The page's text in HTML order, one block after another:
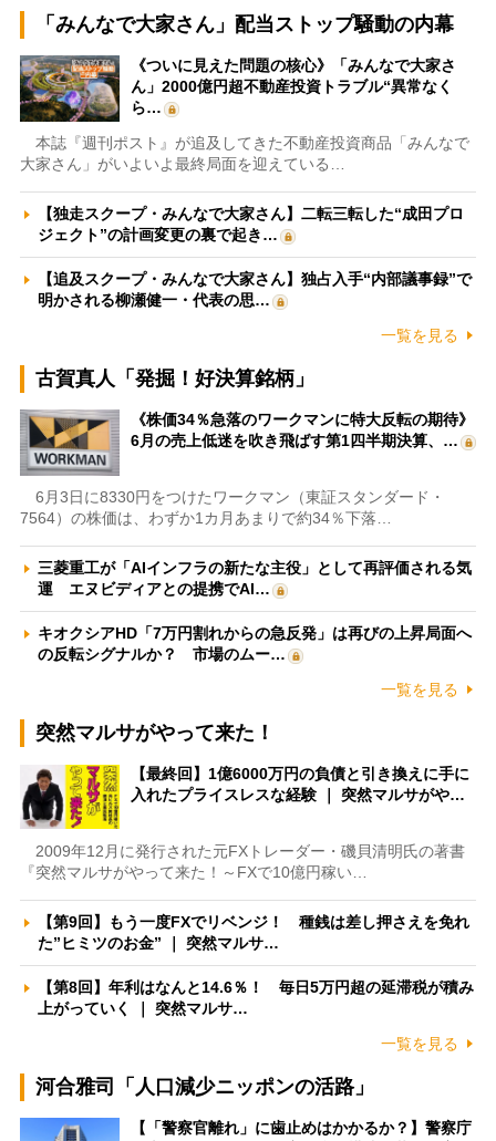
「みんなで大家さん」配当ストップ騒動の内幕
《ついに見えた問題の核心》「みんなで大家さ
ん」2000億円超不動産投資トラブル“異常なく
ら…
本誌『週刊ポスト』が追及してきた不動産投資商品「みんなで
大家さん」がいよいよ最終局面を迎えている…
【独走スクープ・みんなで大家さん】二転三転した“成田プロ
ジェクト”の計画変更の裏で起き…
【追及スクープ・みんなで大家さん】独占入手“内部議事録”で
明かされる柳瀬健一・代表の思…
一覧を見る
古賀真人「発掘！好決算銘柄」
《株価34％急落のワークマンに特大反転の期待》
6月の売上低迷を吹き飛ばす第1四半期決算、…
6月3日に8330円をつけたワークマン（東証スタンダード・
7564）の株価は、わずか1カ月あまりで約34％下落…
三菱重工が「AIインフラの新たな主役」として再評価される気
運 エヌビディアとの提携でAI…
キオクシアHD「7万円割れからの急反発」は再びの上昇局面へ
の反転シグナルか？ 市場のムー…
一覧を見る
突然マルサがやって来た！
【最終回】1億6000万円の負債と引き換えに手に
入れたプライスレスな経験 ｜ 突然マルサがや…
2009年12月に発行された元FXトレーダー・磯貝清明氏の著書
『突然マルサがやって来た！～FXで10億円稼い…
【第9回】もう一度FXでリベンジ！ 種銭は差し押さえを免れ
た”ヒミツのお金” ｜ 突然マルサ…
【第8回】年利はなんと14.6％！ 毎日5万円超の延滞税が積み
上がっていく ｜ 突然マルサ…
一覧を見る
河合雅司「人口減少ニッポンの活路」
【「警察官離れ」に歯止めはかかるか？】警察庁